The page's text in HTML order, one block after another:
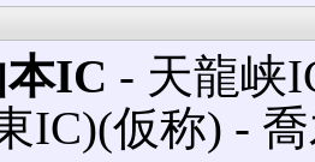
IC ‐ 天龍峡
IC)(仮称) ‐